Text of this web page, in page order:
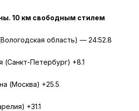
10 км свободным стилем
область) — 24:52.8
(Санкт-Петербург) +8.1
(Москва) +25.5
+31.1